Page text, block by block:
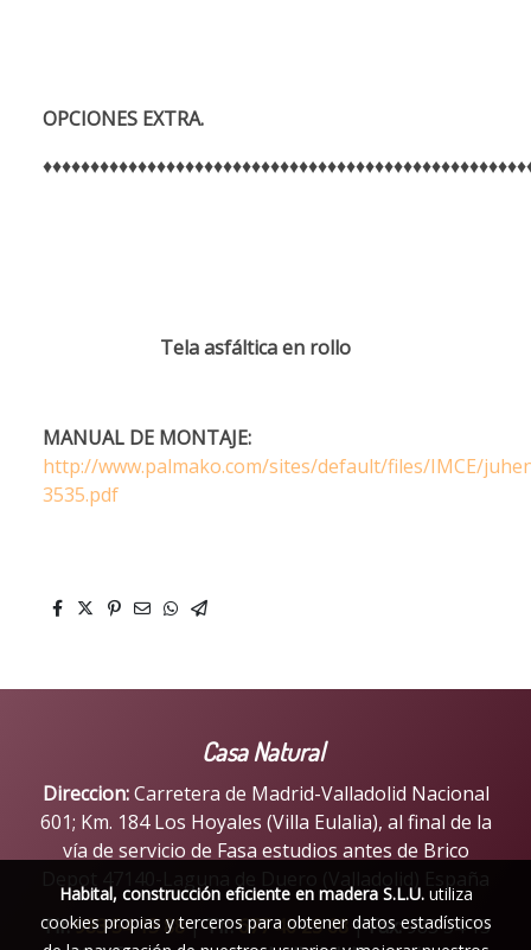
OPCIONES EXTRA.
Tela asfáltica en rollo
MANUAL DE MONTAJE:
http://www.palmako.com/sites/default/files/IMCE/
3535.pdf
Casa Natural
Direccion:Carretera de Madrid-Valladolid Nacional
601; Km. 184 Los Hoyales (Villa Eulalia), al final de la
vía de servicio de Fasa estudios antes de Brico
Depot 47140-Laguna de Duero (Valladolid) España
Tlf:983 54 15 88|Tlf:677 40 23 68|Fax:983 54 15
Habital, construcción eficiente en madera S.L.U.utiliza
cookies propias y terceros para obtener datos estadísticos